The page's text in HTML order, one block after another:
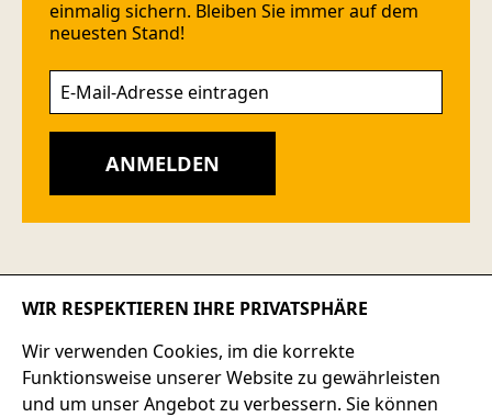
einmalig sichern. Bleiben Sie immer auf dem
neuesten Stand!
ANMELDEN
ab 36 Flaschen*
WIR RESPEKTIEREN IHRE PRIVATSPHÄRE
Wir verwenden Cookies, im die korrekte
Funktionsweise unserer Website zu gewährleisten
und um unser Angebot zu verbessern. Sie können